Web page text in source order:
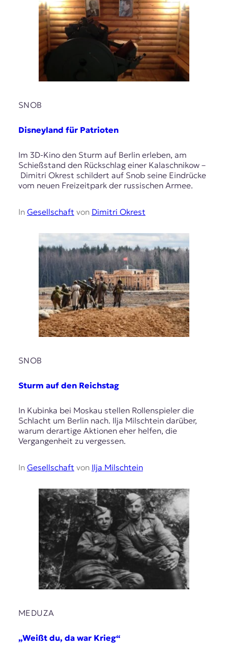
SNOB
Disneyland für Patrioten
Im 3D-Kino den Sturm auf Berlin erleben, am
Schießstand den Rückschlag einer Kalaschnikow –
Dimitri Okrest schildert auf Snob seine Eindrücke
vom neuen Freizeitpark der russischen Armee.
In Gesellschaft von Dimitri Okrest
SNOB
Sturm auf den Reichstag
In Kubinka bei Moskau stellen Rollenspieler die
Schlacht um Berlin nach. Ilja Milschtein darüber,
warum derartige Aktionen eher helfen, die
Vergangenheit zu vergessen.
In Gesellschaft von Ilja Milschtein
MEDUZA
„Weißt du, da war Krieg“